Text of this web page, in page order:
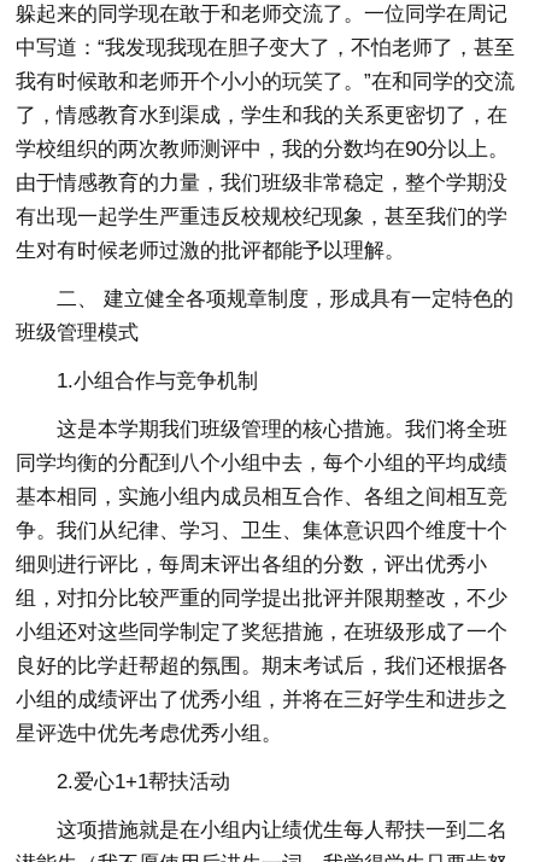
躲起来的同学现在敢于和老师交流了。一位同学在周记
中写道：“我发现我现在胆子变大了，不怕老师了，甚至
我有时候敢和老师开个小小的玩笑了。”在和同学的交流
了，情感教育水到渠成，学生和我的关系更密切了，在
学校组织的两次教师测评中，我的分数均在90分以上。
由于情感教育的力量，我们班级非常稳定，整个学期没
有出现一起学生严重违反校规校纪现象，甚至我们的学
生对有时候老师过激的批评都能予以理解。
二、 建立健全各项规章制度，形成具有一定特色的
班级管理模式
1.小组合作与竞争机制
这是本学期我们班级管理的核心措施。我们将全班
同学均衡的分配到八个小组中去，每个小组的平均成绩
基本相同，实施小组内成员相互合作、各组之间相互竞
争。我们从纪律、学习、卫生、集体意识四个维度十个
细则进行评比，每周末评出各组的分数，评出优秀小
组，对扣分比较严重的同学提出批评并限期整改，不少
小组还对这些同学制定了奖惩措施，在班级形成了一个
良好的比学赶帮超的氛围。期末考试后，我们还根据各
小组的成绩评出了优秀小组，并将在三好学生和进步之
星评选中优先考虑优秀小组。
2.爱心1+1帮扶活动
这项措施就是在小组内让绩优生每人帮扶一到二名